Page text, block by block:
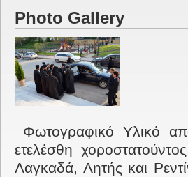
Photo Gallery
Φωτογραφικό Υλικό
ετελέσθη
Λαγκαδά, Λητής και